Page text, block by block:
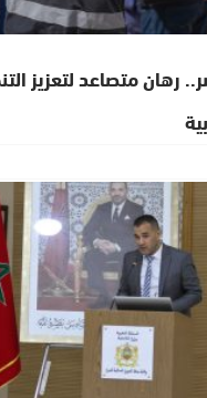
رهان متصاعد لتعزيز